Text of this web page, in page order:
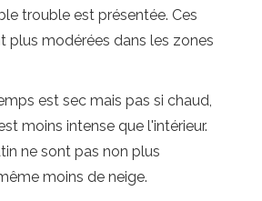
trouble est présentée. Ces
plus modérées dans les zones
est sec mais pas si chaud,
moins intense que l'intérieur.
ne sont pas non plus
moins de neige.